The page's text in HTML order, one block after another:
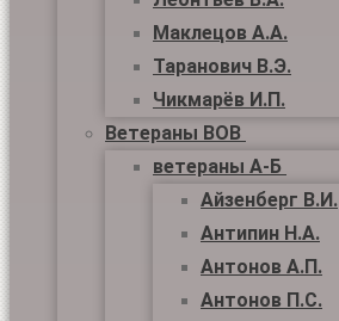
Маклецов А.А.
Таранович В.Э.
Чикмарёв И.П.
Ветераны ВОВ
ветераны А-Б
Айзенберг В.И.
Антипин Н.А.
Антонов А.П.
Антонов П.С.